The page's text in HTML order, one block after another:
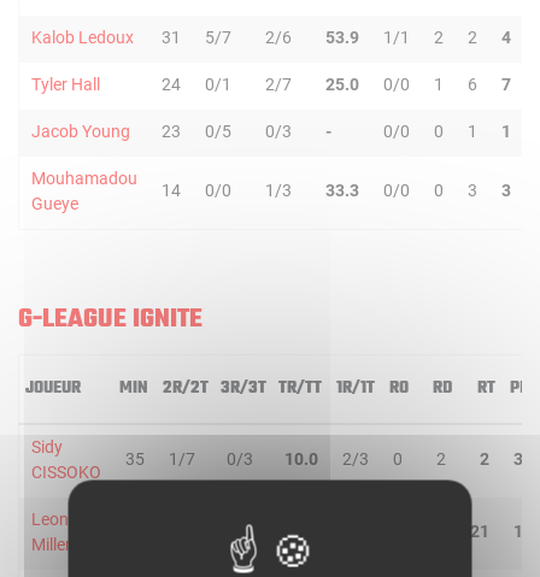
Kalob Ledoux 31 5/7 2/6 53.9 1/1 2 2 4
Tyler Hall 24 0/1 2/7 25.0 0/0 1 6 7
Jacob Young 23 0/5 0/3 - 0/0 0 1 1
Mouhamadou
Gueye
14 0/0 1/3 33.3 0/0 0 3 3
G-LEAGUE IGNITE
JOUEUR MIN 2R/2T 3R/3T TR/TT 1R/1T RO RD RT PD
Sidy
CISSOKO
35 1/7 0/3 10.0 2/3 0 2 2 3
Leonard
Miller
1/1 77.8 21 1